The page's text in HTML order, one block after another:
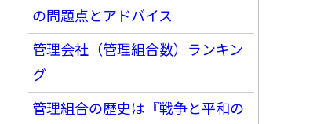
の問題点とアドバイス
管理会社（管理組合数）ランキン
グ
管理組合の歴史は『戦争と平和の